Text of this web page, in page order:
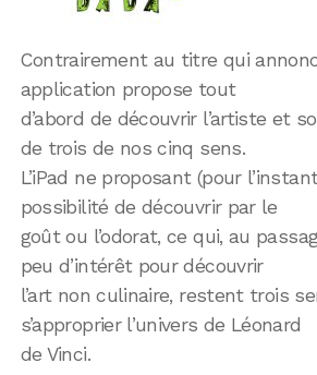
Contrairement au titre qui
application propose tout
d’abord de découvrir l’artiste et
de trois de nos cinq sens.
L’iPad ne proposant (pour
possibilité de découvrir par le
goût ou l’odorat, ce qui, au
peu d’intérêt pour découvrir
l’art non culinaire, restent trois
s’approprier l’univers de Léonard
de Vinci.